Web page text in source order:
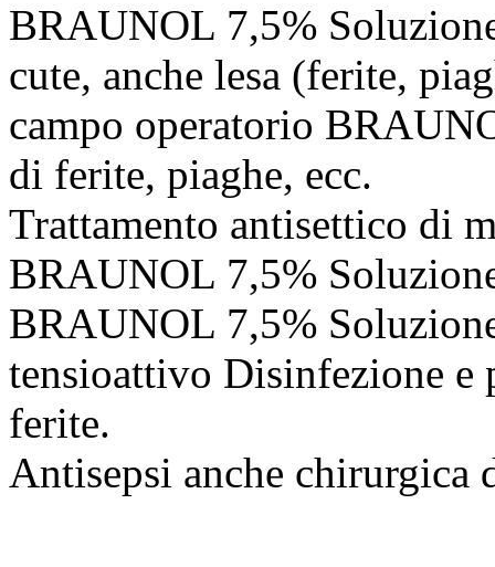
BRAUNOL 7,5%
cute, anche lesa (ferite,
campo operatorio
di ferite, piaghe, ecc.
Trattamento antisettico di
BRAUNOL 7,5%
BRAUNOL 7,5%
tensioattivo Disinfezione e
ferite.
Antisepsi anche chirurgica